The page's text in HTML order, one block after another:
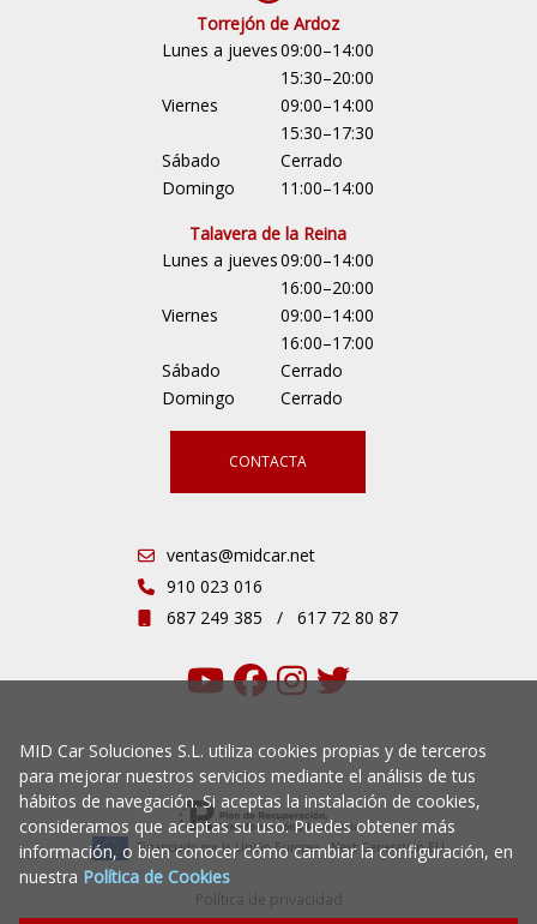
Torrejón de Ardoz
Lunes a jueves09:00–14:00
15:30–20:00
Viernes
09:00–14:00
15:30–17:30
Sábado
Cerrado
Domingo
11:00–14:00
Talavera de la Reina
Lunes a jueves09:00–14:00
16:00–20:00
Viernes
09:00–14:00
16:00–17:00
Sábado
Cerrado
Domingo
Cerrado
CONTACTA
ventas@midcar.net
910 023 016
687 249 385
/ 617 72 80 87
Financiado por la Unión Europea - Next Generation EU
Política de privacidad
MID Car Soluciones S.L. utiliza cookies propias y de terceros
para mejorar nuestros servicios mediante el análisis de tus
hábitos de navegación. Si aceptas la instalación de cookies,
consideramos que aceptas su uso. Puedes obtener más
información, o bien conocer cómo cambiar la configuración, en
nuestra Política de Cookies